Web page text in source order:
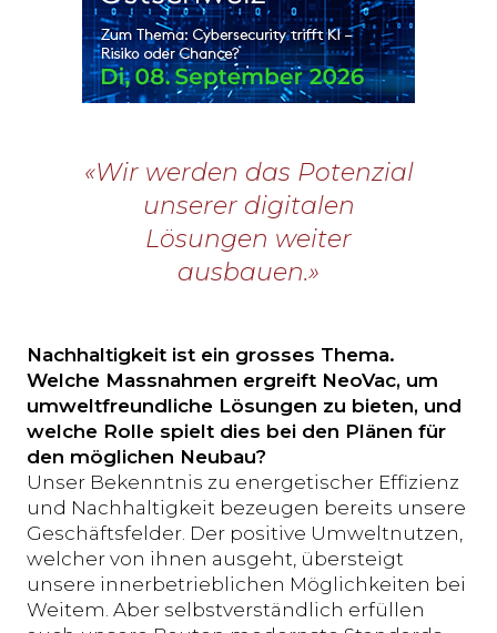
«Wir werden das Potenzial
unserer digitalen
Lösungen weiter
ausbauen.»
Nachhaltigkeit ist ein grosses Thema.
Welche Massnahmen ergreift NeoVac, um
umweltfreundliche Lösungen zu bieten, und
welche Rolle spielt dies bei den Plänen für
den möglichen Neubau?
Unser Bekenntnis zu energetischer Effizienz
und Nachhaltigkeit bezeugen bereits unsere
Geschäftsfelder. Der positive Umweltnutzen,
welcher von ihnen ausgeht, übersteigt
unsere innerbetrieblichen Möglichkeiten bei
Weitem. Aber selbstverständlich erfüllen